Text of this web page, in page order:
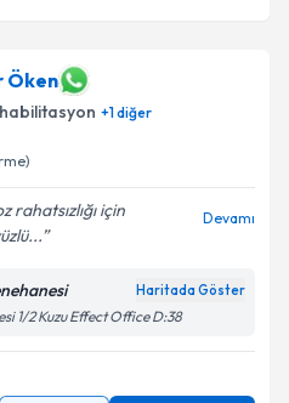
Öken
+1diğer
rahatsızlığı için
Devamı
Haritada Göster
1/2 Kuzu Effect Office D:38